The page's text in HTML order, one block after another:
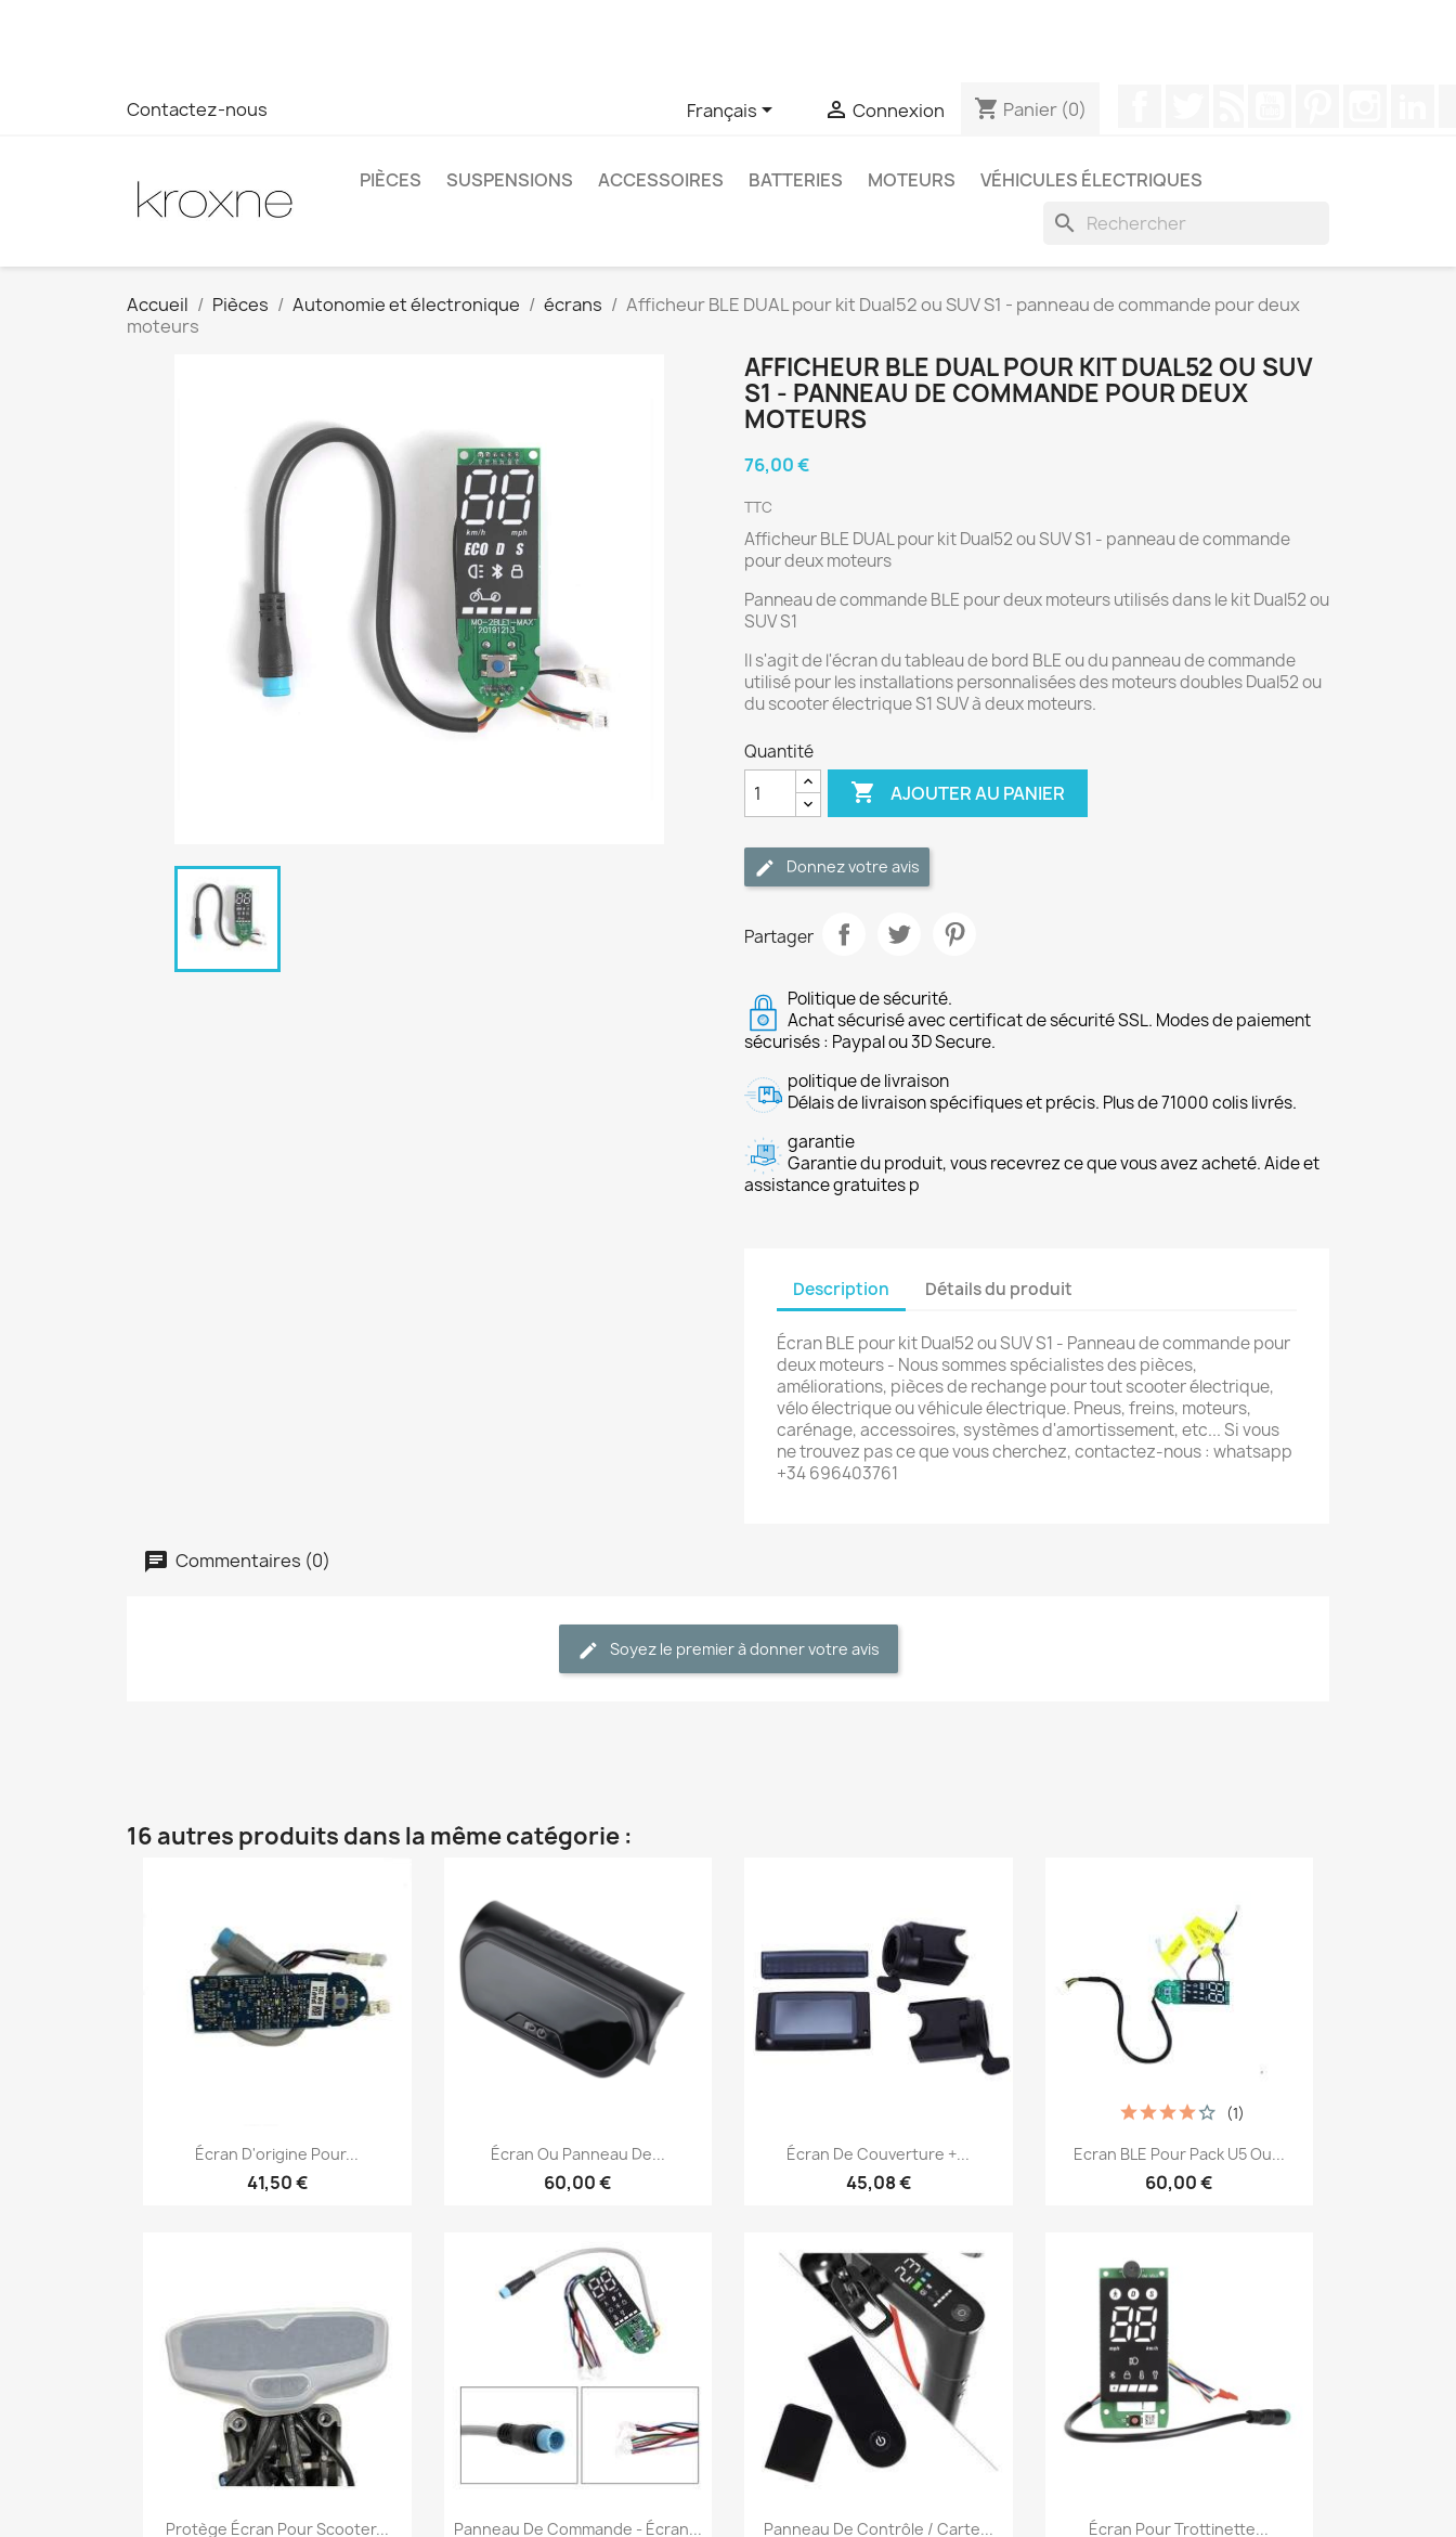
Contactez-nous Français  Connexion shopping_cart Panier (0)
PIÈCES SUSPENSIONS ACCESSOIRES BATTERIES MOTEURS VÉHICULES ÉLECTRIQUES
search
Accueil Pièces Autonomie et électronique écrans
Afficheur BLE DUAL pour kit Dual52 ou SUV S1 - panneau de commande pour deux
moteurs
AFFICHEUR BLE DUAL POUR KIT DUAL52 OU SUV
S1 - PANNEAU DE COMMANDE POUR DEUX
MOTEURS
76,00 €
TTC
Afficheur BLE DUAL pour kit Dual52 ou SUV S1 - panneau de commande
pour deux moteurs
Panneau de commande BLE pour deux moteurs utilisés dans le kit Dual52 ou
SUV S1
Il s'agit de l'écran du tableau de bord BLE ou du panneau de commande
utilisé pour les installations personnalisées des moteurs doubles Dual52 ou
du scooter électrique S1 SUV à deux moteurs.
Quantité
 AJOUTER AU PANIER
Donnez votre avis
Partager
Politique de sécurité.
Achat sécurisé avec certificat de sécurité SSL. Modes de paiement
sécurisés : Paypal ou 3D Secure.
politique de livraison
Délais de livraison spécifiques et précis. Plus de 71000 colis livrés.
garantie
Garantie du produit, vous recevrez ce que vous avez acheté. Aide et
assistance gratuites p
Description Détails du produit
Écran BLE pour kit Dual52 ou SUV S1 - Panneau de commande pour
deux moteurs - Nous sommes spécialistes des pièces,
améliorations, pièces de rechange pour tout scooter électrique,
vélo électrique ou véhicule électrique. Pneus, freins, moteurs,
carénage, accessoires, systèmes d'amortissement, etc... Si vous
ne trouvez pas ce que vous cherchez, contactez-nous : whatsapp
+34 696403761
Commentaires (0)
Soyez le premier à donner votre avis
16 autres produits dans la même catégorie :
Aperçu rapide
Écran D'origine Pour...
41,50 €
Aperçu rapide
Écran Ou Panneau De...
60,00 €
 Aperçu rapide
Écran De Couverture +...
45,08 €
Aperçu rapide
Ecran BLE Pour Pack U5 Ou...
60,00 €
(1)
 Aperçu rapide
Protège Écran Pour Scooter... Aperçu rapide
Panneau De Commande - Écran...  Aperçu rapide
Panneau De Contrôle / Carte... Aperçu rapide
Écran Pour Trottinette...